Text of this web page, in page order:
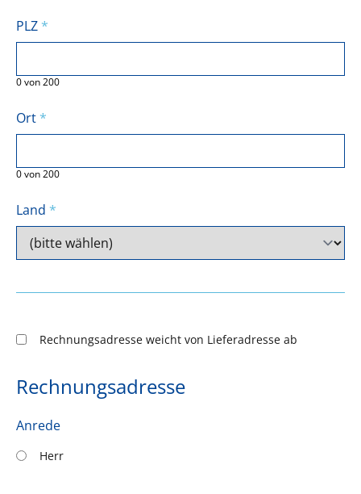
PLZ *
0von200
Ort *
0von200
Land *
Rechnungsadresse weicht von Lieferadresse ab
Rechnungsadresse
Anrede
Herr